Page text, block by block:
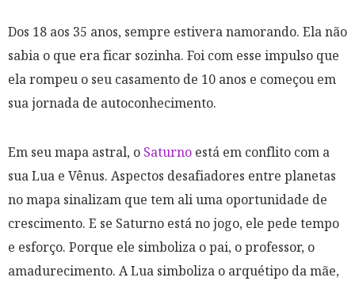
Dos 18 aos 35 anos, sempre estivera namorando. Ela não
sabia o que era ficar sozinha. Foi com esse impulso que
ela rompeu o seu casamento de 10 anos e começou em
sua jornada de autoconhecimento.
Em seu mapa astral, o Saturno está em conflito com a
sua Lua e Vênus. Aspectos desafiadores entre planetas
no mapa sinalizam que tem ali uma oportunidade de
crescimento. E se Saturno está no jogo, ele pede tempo
e esforço. Porque ele simboliza o pai, o professor, o
amadurecimento. A Lua simboliza o arquétipo da mãe,